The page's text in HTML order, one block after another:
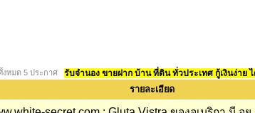
งหมด 5 ประกาศ รับจำนอง ขายฝาก บ้าน ที่ดิน ทั่วประเทศ กู้เงินง่าย
รายละเอียด